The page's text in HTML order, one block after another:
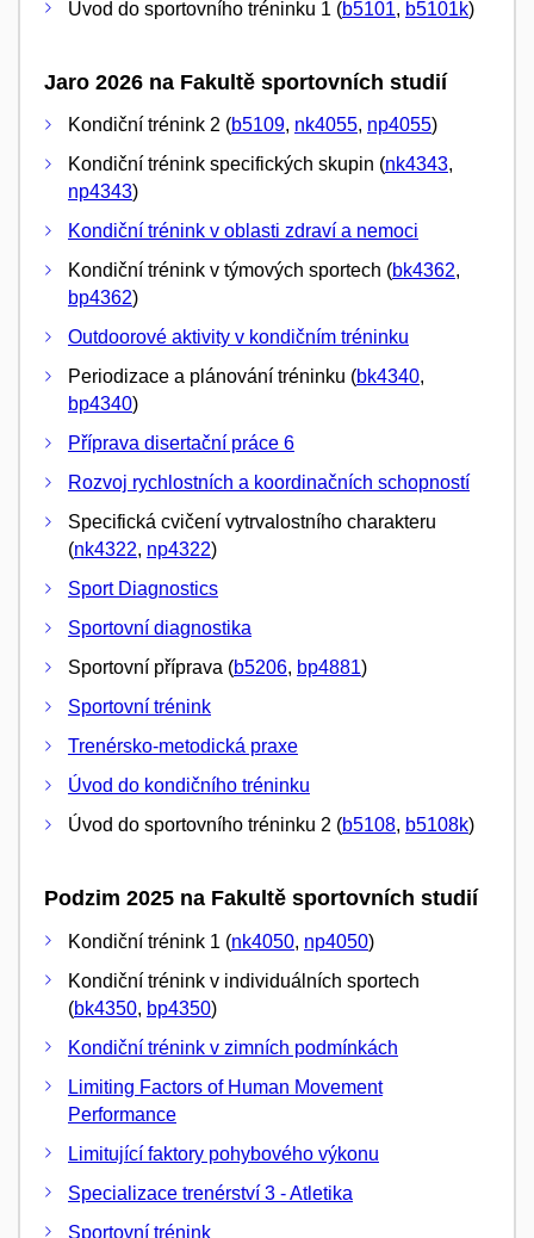
Úvod do sportovního tréninku 1 (b5101, b5101k)
Jaro 2026 na Fakultě sportovních studií
Kondiční trénink 2 (b5109, nk4055, np4055)
Kondiční trénink specifických skupin (nk4343,
np4343)
Kondiční trénink v oblasti zdraví a nemoci
Kondiční trénink v týmových sportech (bk4362,
bp4362)
Outdoorové aktivity v kondičním tréninku
Periodizace a plánování tréninku (bk4340,
bp4340)
Příprava disertační práce 6
Rozvoj rychlostních a koordinačních schopností
Specifická cvičení vytrvalostního charakteru
(nk4322, np4322)
Sport Diagnostics
Sportovní diagnostika
Sportovní příprava (b5206, bp4881)
Sportovní trénink
Trenérsko-metodická praxe
Úvod do kondičního tréninku
Úvod do sportovního tréninku 2 (b5108, b5108k)
Podzim 2025 na Fakultě sportovních studií
Kondiční trénink 1 (nk4050, np4050)
Kondiční trénink v individuálních sportech
(bk4350, bp4350)
Kondiční trénink v zimních podmínkách
Limiting Factors of Human Movement
Performance
Limitující faktory pohybového výkonu
Specializace trenérství 3 - Atletika
Sportovní trénink